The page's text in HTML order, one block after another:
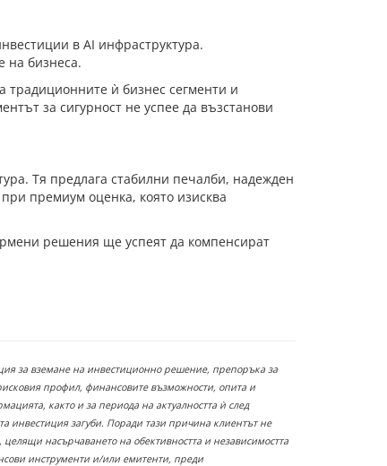
в AI инфраструктура.
на бизнеса.
традиционните ѝ бизнес сегменти и
за сигурност не успее да възстанови
Тя предлага стабилни печалби, надежден
премиум оценка, която изисква
решения ще успеят да компенсират
за вземане на инвестиционно решение, препоръка за
профил, финансовите възможности, опита и
както и за периода на актуалността ѝ след
инвестиция загуби. Поради тази причина клиентът не
насърчаването на обективността и независимостта
инструменти и/или емитенти, преди